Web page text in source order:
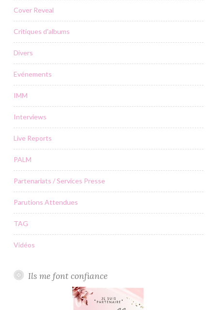
Cover Reveal
Critiques d'albums
Divers
Evénements
IMM
Interviews
Live Reports
PALM
Partenariats / Services Presse
Parutions Attendues
TAG
Vidéos
Ils me font confiance